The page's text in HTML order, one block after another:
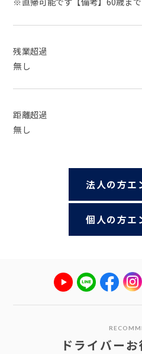
残業超過
無し
距離超過
無し
法人の方エ
個人の方エ
ドライバー